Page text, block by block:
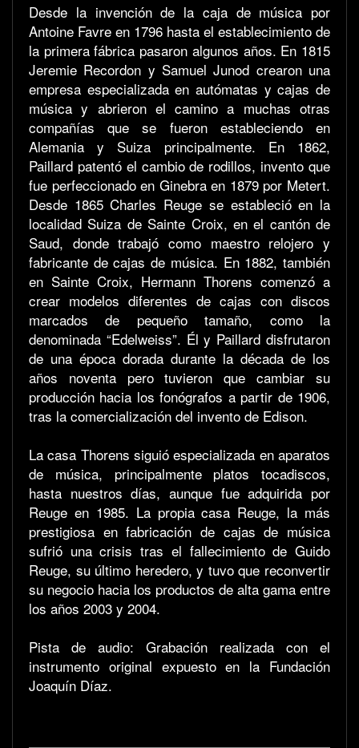
Desde la invención de la caja de música por
Antoine Favre en 1796 hasta el establecimiento de
la primera fábrica pasaron algunos años. En 1815
Jeremie Recordon y Samuel Junod crearon una
empresa especializada en autómatas y cajas de
música y abrieron el camino a muchas otras
compañías que se fueron estableciendo en
Alemania y Suiza principalmente. En 1862,
Paillard patentó el cambio de rodillos, invento que
fue perfeccionado en Ginebra en 1879 por Metert.
Desde 1865 Charles Reuge se estableció en la
localidad Suiza de Sainte Croix, en el cantón de
Saud, donde trabajó como maestro relojero y
fabricante de cajas de música. En 1882, también
en Sainte Croix, Hermann Thorens comenzó a
crear modelos diferentes de cajas con discos
marcados de pequeño tamaño, como la
denominada “Edelweiss”. Él y Paillard disfrutaron
de una época dorada durante la década de los
años noventa pero tuvieron que cambiar su
producción hacia los fonógrafos a partir de 1906,
tras la comercialización del invento de Edison.
La casa Thorens siguió especializada en aparatos
de música, principalmente platos tocadiscos,
hasta nuestros días, aunque fue adquirida por
Reuge en 1985. La propia casa Reuge, la más
prestigiosa en fabricación de cajas de música
sufrió una crisis tras el fallecimiento de Guido
Reuge, su último heredero, y tuvo que reconvertir
su negocio hacia los productos de alta gama entre
los años 2003 y 2004.
Pista de audio: Grabación realizada con el
instrumento original expuesto en la Fundación
Joaquín Díaz.